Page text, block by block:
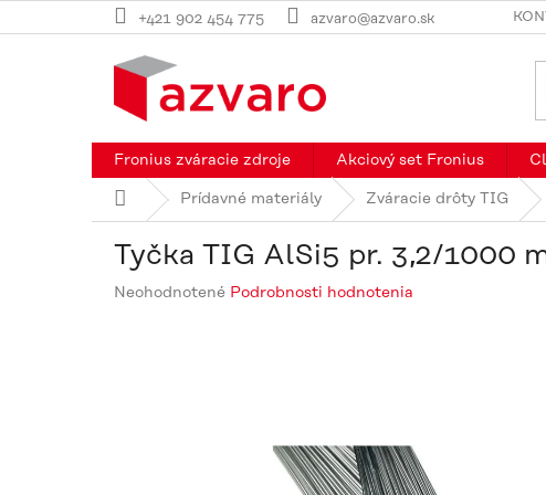
na
+421 902 454 775 azvaro@azvaro.sk
Fronius zváracie zdroje Akciový set Fronius
DomovPrídavné materiály Zváracie drôty TIG
Tyčka TIG AlSi5 pr. 3,2/1000
Priemerné
Neohodnotené Podrobnosti hodnotenia